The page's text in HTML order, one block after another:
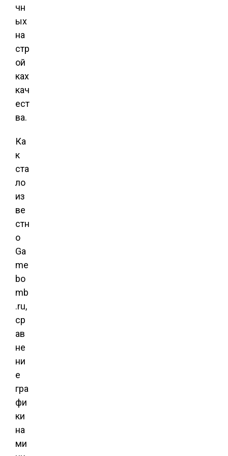
чн
ых
на
стр
ой
ках
кач
ест
ва.
Ка
к
ста
ло
из
ве
стн
о
Ga
me
bo
mb
.ru,
ср
ав
не
ни
е
гра
фи
ки
на
ми